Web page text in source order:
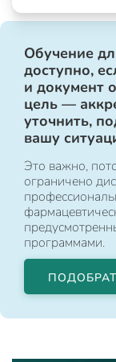
Обучение
доступно,
и документ
цель —
уточнить,
вашу
Это важно,
ограничено
программами.